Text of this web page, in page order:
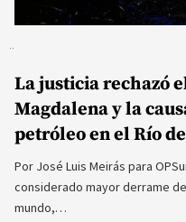
La justicia rechazó
Magdalena y la
petróleo en el Río
Por José Luis Meirás para
considerado mayor derrame
mundo,…